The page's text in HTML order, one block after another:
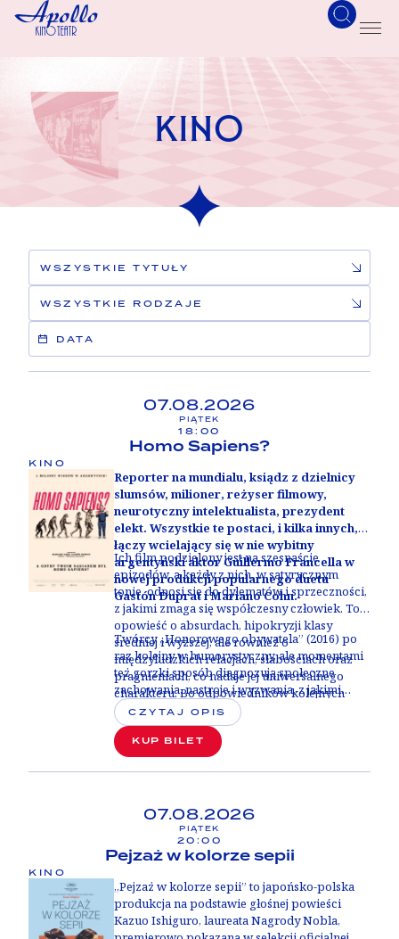
KINO
DATA
07.08.2026
PIĄTEK
18:00
Homo Sapiens?
KINO
Reporter na mundialu, ksiądz z dzielnicy
slumsów, milioner, reżyser filmowy,
neurotyczny intelektualista, prezydent
elekt. Wszystkie te postaci, i kilka innych,
łączy wcielający się w nie wybitny
argentyński aktor Guillermo Francella w
nowej produkcji popularnego duetu
Gastón Duprat i Mariano Cohn.
Ich film podzielony jest na szesnaście
epizodów, a każdy z nich, w satyrycznym
tonie, odnosi się do dylematów i sprzeczności,
z jakimi zmaga się współczesny człowiek. To
opowieść o absurdach, hipokryzji klasy
średniej i wyższej, ale również o
międzyludzkich relacjach, słabościach oraz
pragnieniach, co nadaje jej uniwersalnego
charakteru. Bo odpowiedników kolejnych
postaci, w których rolę wciela się Francella,
szukać można pod każdą długością i
szerokością geograficzną.
Twórcy „Honorowego obywatela” (2016) po
raz kolejny w humorystyczny, ale momentami
też gorzki sposób diagnozują społeczne
zachowania, nastroje i wyzwania, z jakimi
zmagamy się w dzisiejszej rzeczywistości na
całym świecie. Ich najnowszy film to
uniwersalna opowieść i celny portret
ludzkiego gatunku - nie tylko
Argentyńczyków.
CZYTAJ OPIS
KUP BILET
07.08.2026
PIĄTEK
20:00
Pejzaż w kolorze sepii
KINO
„Pejzaż w kolorze sepii” to japońsko-polska
produkcja na podstawie głośnej powieści
Kazuo Ishiguro, laureata Nagrody Nobla,